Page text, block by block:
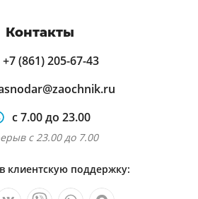
Контакты
+7 (861) 205-67-43
с 7.00 до 23.00
с 23.00 до 7.00
клиентскую поддержку: